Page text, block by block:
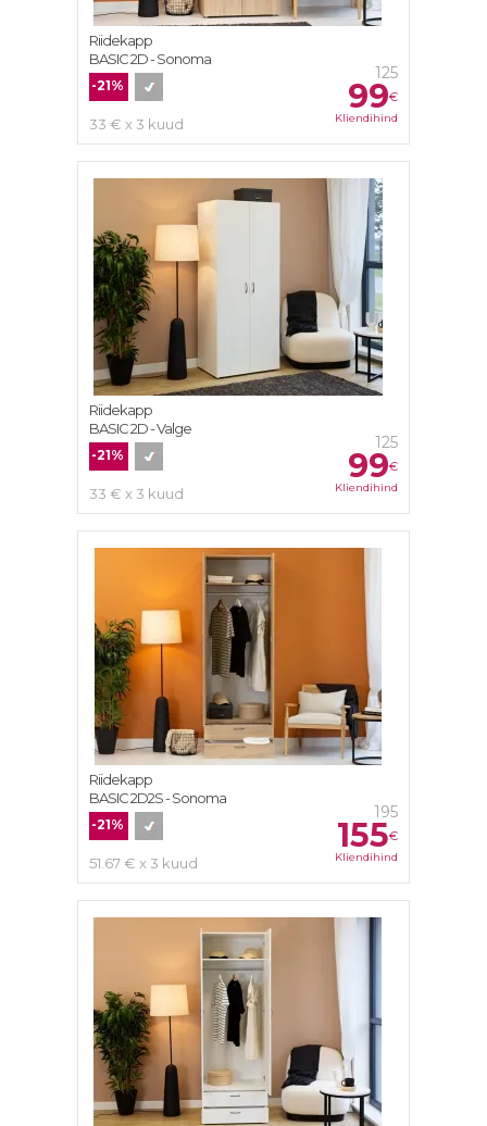
125
99€
Kliendihind
-21%
33 € x 3 kuud
Riidekapp
BASIC 2D - Sonoma
125
99€
Kliendihind
-21%
33 € x 3 kuud
Riidekapp
BASIC 2D - Valge
195
155€
Kliendihind
-21%
51.67 € x 3 kuud
Riidekapp
BASIC 2D2S - Sonoma